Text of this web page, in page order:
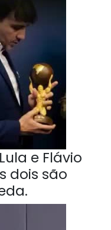
e Flávio
dois são